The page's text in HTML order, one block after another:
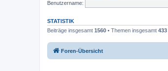
Benutzername:
STATISTIK
Beiträge insgesamt 1560 • Themen insgesamt 433
Foren-Übersicht